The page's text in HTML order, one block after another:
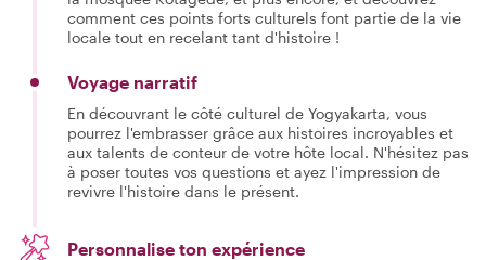
comment ces points forts culturels font partie de la vie
locale tout en recelant tant d'histoire !
Voyage narratif
En découvrant le côté culturel de Yogyakarta, vous
pourrez l'embrasser grâce aux histoires incroyables et
aux talents de conteur de votre hôte local. N'hésitez pas
à poser toutes vos questions et ayez l'impression de
revivre l'histoire dans le présent.
Personnalise ton expérience